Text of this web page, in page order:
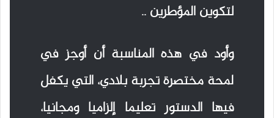
لتكوين المؤطرين ..
وأود في هذه المناسبة أن أوجز في
لمحة مختصرة تجربة بلادي، التي يكفل
فيها الدستور تعليما إلزاميا ومجانيا،